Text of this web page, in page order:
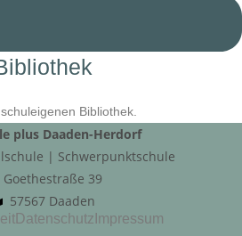
Bibliothek.
plus Daaden-Herdorf
| Schwerpunktschule
Goethestraße 39
57567 Daaden
Datenschutz Impressum